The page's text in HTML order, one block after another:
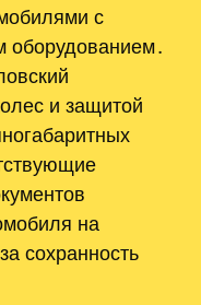
с
и защитой
на
сохранность